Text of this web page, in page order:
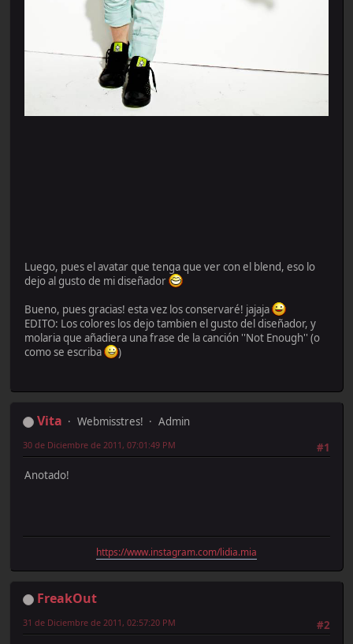
Luego, pues el avatar que tenga que ver con el blend, eso lo
dejo al gusto de mi diseñador
Bueno, pues gracias! esta vez los conservaré! jajaja
EDITO: Los colores los dejo tambien el gusto del diseñador, y
molaria que añadiera una frase de la canción ''Not Enough'' (o
como se escriba
)
Vita Webmisstres!
Admin
#1
30 de Diciembre de 2011, 07:01:49 PM
Anotado!
https://www.instagram.com/lidia.mia
FreakOut
#2
31 de Diciembre de 2011, 02:57:20 PM